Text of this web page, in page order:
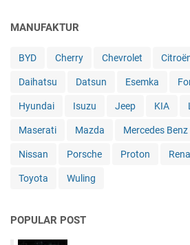
d
e
t
r
MANUFAKTUR
BYD Cherry Chevrolet
Daihatsu Datsun Esemka
Hyundai Isuzu Jeep KIA
Maserati Mazda Mercedes Benz
Nissan Porsche Proton
Toyota Wuling
POPULAR POST